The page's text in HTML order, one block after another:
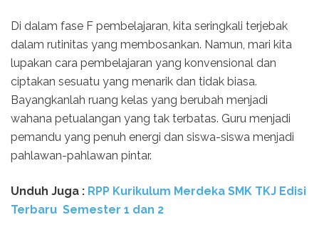
Di dalam fase F pembelajaran, kita seringkali terjebak
dalam rutinitas yang membosankan. Namun, mari kita
lupakan cara pembelajaran yang konvensional dan
ciptakan sesuatu yang menarik dan tidak biasa.
Bayangkanlah ruang kelas yang berubah menjadi
wahana petualangan yang tak terbatas. Guru menjadi
pemandu yang penuh energi dan siswa-siswa menjadi
pahlawan-pahlawan pintar.
Unduh Juga : RPP Kurikulum Merdeka SMK TKJ Edisi
Terbaru Semester 1 dan 2